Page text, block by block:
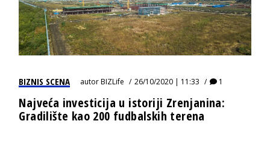
BIZNIS SCENA autorBIZLife 26/10/2020 | 11:33 1
Najveća investicija u istoriji Zrenjanina:
Gradilište kao 200 fudbalskih terena